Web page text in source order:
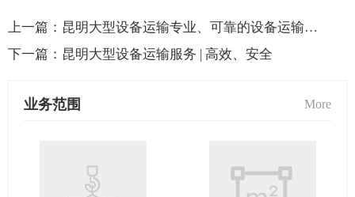
上一篇： 昆明大型设备运输专业、可靠的设备运输服务
下一篇： 昆明大型设备运输服务 | 高效、安全
业务范围 More